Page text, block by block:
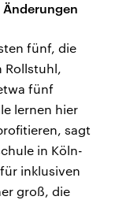
fünf, die
Rollstuhl,
fünf
lernen hier
sagt
in Köln-
inklusiven
groß, die